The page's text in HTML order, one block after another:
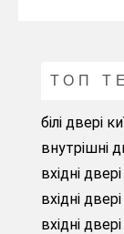
ТОП
білі двері
внутрішні
вхідні
вхідні
вхідні